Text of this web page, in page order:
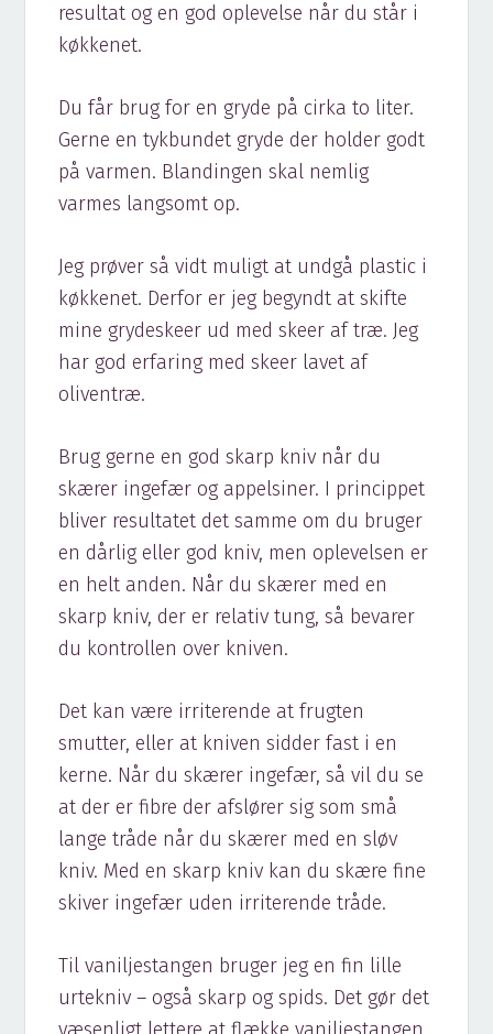
resultat og en god oplevelse når du står i
køkkenet.
Du får brug for en gryde på cirka to liter.
Gerne en tykbundet gryde der holder godt
på varmen. Blandingen skal nemlig
varmes langsomt op.
Jeg prøver så vidt muligt at undgå plastic i
køkkenet. Derfor er jeg begyndt at skifte
mine grydeskeer ud med skeer af træ. Jeg
har god erfaring med skeer lavet af
oliventræ.
Brug gerne en god skarp kniv når du
skærer ingefær og appelsiner. I princippet
bliver resultatet det samme om du bruger
en dårlig eller god kniv, men oplevelsen er
en helt anden. Når du skærer med en
skarp kniv, der er relativ tung, så bevarer
du kontrollen over kniven.
Det kan være irriterende at frugten
smutter, eller at kniven sidder fast i en
kerne. Når du skærer ingefær, så vil du se
at der er fibre der afslører sig som små
lange tråde når du skærer med en sløv
kniv. Med en skarp kniv kan du skære fine
skiver ingefær uden irriterende tråde.
Til vaniljestangen bruger jeg en fin lille
urtekniv – også skarp og spids. Det gør det